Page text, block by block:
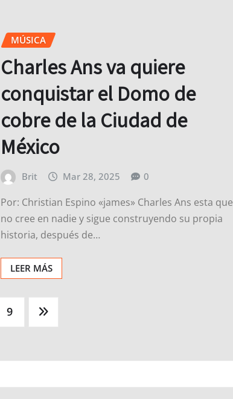
MÚSICA
Charles Ans va quiere
conquistar el Domo de
cobre de la Ciudad de
México
Brit Mar 28, 2025 0
Por: Christian Espino «james» Charles Ans esta que
no cree en nadie y sigue construyendo su propia
historia, después de…
LEER MÁS
9